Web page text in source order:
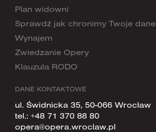
Plan widowni
Sprawdź jak chronimy Twoje dane
Wynajem
Zwiedzanie Opery
Klauzula RODO
DANE KONTAKTOWE
ul. Świdnicka 35, 50-066 Wrocław
tel.: +48 71 370 88 80
opera@opera.wroclaw.pl